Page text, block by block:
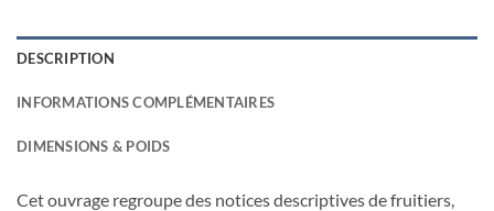
DESCRIPTION
INFORMATIONS COMPLÉMENTAIRES
DIMENSIONS & POIDS
Cet ouvrage regroupe des notices descriptives de fruitiers,